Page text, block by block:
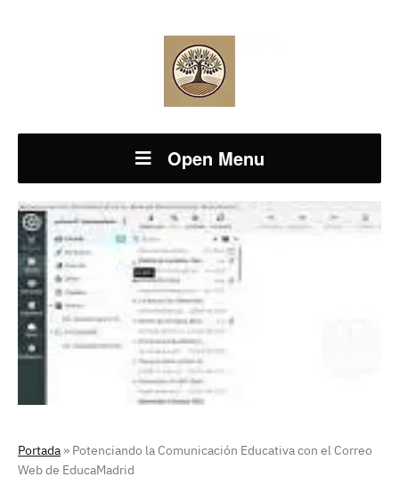
Open Menu
Portada » Potenciando la Comunicación Educativa con el Correo
Web de EducaMadrid